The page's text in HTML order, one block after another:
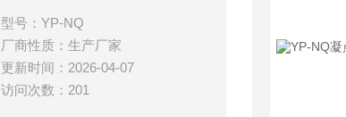
型号：YP-NQ
厂商性质：生产厂家
更新时间：2026-04-07
访问次数：201